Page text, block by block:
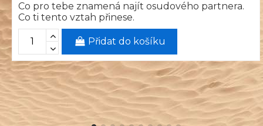
Co pro tebe znamená najít osudového partnera.
Co ti tento vztah přinese.
Přidat do košíku